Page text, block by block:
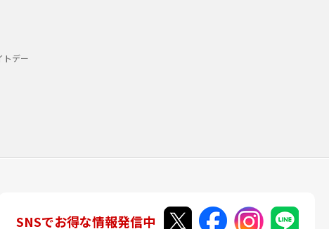
トデー
SNSでお得な情報発信中